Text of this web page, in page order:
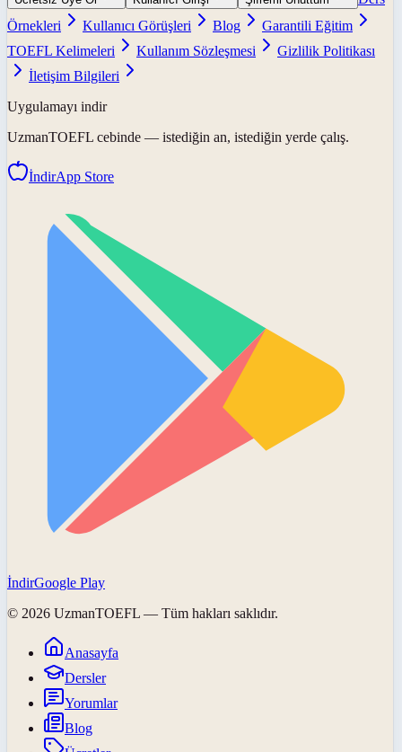
Örnekleri
Kullanıcı Görüşleri Blog
Garantili Eğitim
TOEFL Kelimeleri
Kullanım Sözleşmesi
Gizlilik Politikası
İletişim Bilgileri
Uygulamayı indir
UzmanTOEFL cebinde — istediğin an, istediğin yerde çalış.
İndirApp Store
İndirGoogle Play
© 2026 UzmanTOEFL — Tüm hakları saklıdır.
Anasayfa
Dersler
Yorumlar
Blog